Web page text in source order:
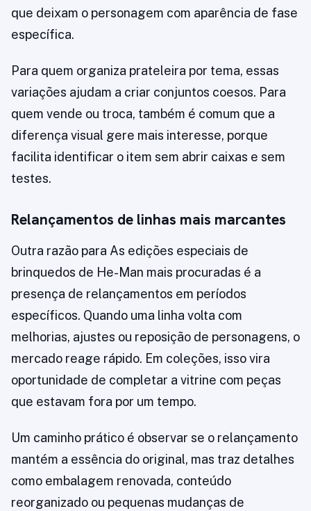
que deixam o personagem com aparência de fase
específica.
Para quem organiza prateleira por tema, essas
variações ajudam a criar conjuntos coesos. Para
quem vende ou troca, também é comum que a
diferença visual gere mais interesse, porque
facilita identificar o item sem abrir caixas e sem
testes.
Relançamentos de linhas mais marcantes
Outra razão para As edições especiais de
brinquedos de He-Man mais procuradas é a
presença de relançamentos em períodos
específicos. Quando uma linha volta com
melhorias, ajustes ou reposição de personagens, o
mercado reage rápido. Em coleções, isso vira
oportunidade de completar a vitrine com peças
que estavam fora por um tempo.
Um caminho prático é observar se o relançamento
mantém a essência do original, mas traz detalhes
como embalagem renovada, conteúdo
reorganizado ou pequenas mudanças de